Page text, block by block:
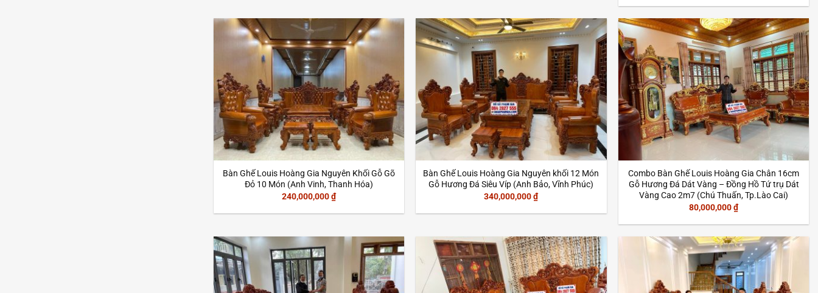
Bàn Ghế Louis Hoàng Gia Nguyên Khối Gỗ Gõ
Đỏ 10 Món (Anh Vinh, Thanh Hóa)
240,000,000₫
Bàn Ghế Louis Hoàng Gia Nguyên khối 12 Món
Gỗ Hương Đá Siêu Víp (Anh Bảo, Vĩnh Phúc)
340,000,000₫
Combo Bàn Ghế Louis Hoàng Gia Chân 16cm
Gỗ Hương Đá Dát Vàng – Đồng Hồ Tứ trụ Dát
Vàng Cao 2m7 (Chú Thuấn, Tp.Lào Cai)
80,000,000₫